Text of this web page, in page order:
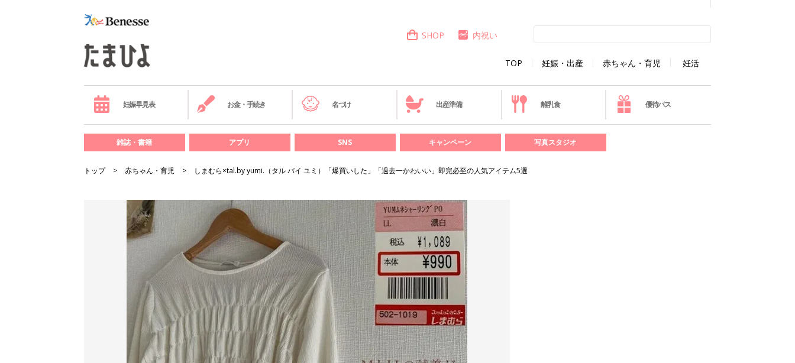
TOP 妊娠・出産 赤ちゃん・育児 妊活
SHOP 内祝い
妊娠早見表 お金・手続き 名づけ 出産準備 離乳食 優待パス
雑誌・書籍 アプリ SNS キャンペーン 写真スタジオ
トップ 赤ちゃん・育児 しまむら×tal.by yumi.（タル バイ ユミ）「爆買いした」「過去一かわいい」即完必至の人気アイテム5選